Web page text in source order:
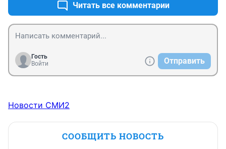
Читать все комментарии
Гость
Войти
Отправить
Новости СМИ2
СООБЩИТЬ НОВОСТЬ